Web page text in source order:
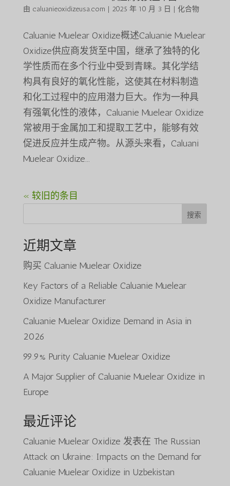
由 caluanieoxidizeusa.com | 2025 年 10 月 3 日 | 化合物
Caluanie Muelear Oxidize概述Caluanie Muelear
Oxidize供应商发货至中国，继承了独特的化
学性质而在多个行业中受到青睐。其化学结
构具有良好的氧化性能，这使其在材料制造
和化工过程中的应用潜力巨大。作为一种具
有强氧化性的液体，Caluanie Muelear Oxidize
常被用于金属加工和提取工艺中，能够有效
促进反应并生成产物。从源头来看，Caluani
Muelear Oxidize...
« 较旧的条目
搜索
近期文章
购买 Caluanie Muelear Oxidize
Key Factors of a Reliable Caluanie Muelear
Oxidize Manufacturer
Caluanie Muelear Oxidize Demand in Asia in
2026
99.9% Purity Caluanie Muelear Oxidize
A Major Supplier of Caluanie Muelear Oxidize in
Europe
最近评论
Caluanie Muelear Oxidize 发表在 The Russian
Attack on Ukraine: Impacts on the Demand for
Caluanie Muelear Oxidize in Uzbekistan